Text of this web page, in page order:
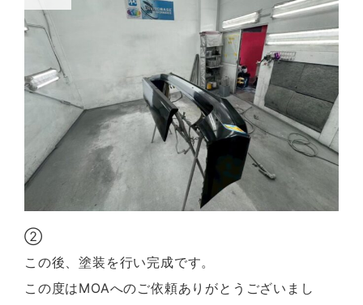
②
この後、塗装を行い完成です。
この度はMOAへのご依頼ありがとうございまし